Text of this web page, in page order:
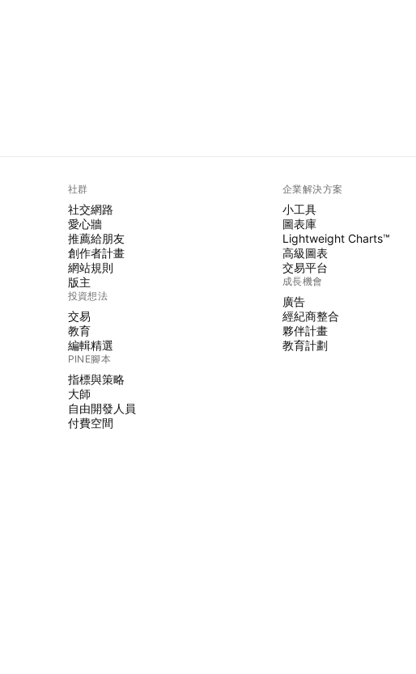
社群
社交網路
愛心牆
推薦給朋友
創作者計畫
網站規則
版主
投資想法
交易
教育
編輯精選
PINE腳本
指標與策略
大師
自由開發人員
付費空間
企業解決方案
小工具
圖表庫
Lightweight Charts™
高級圖表
交易平台
成長機會
廣告
經紀商整合
夥伴計畫
教育計劃